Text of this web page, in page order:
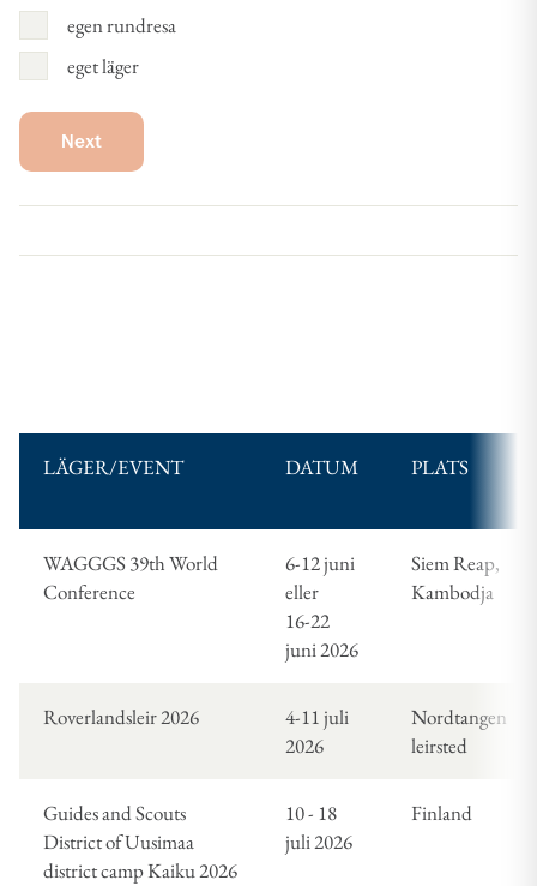
egen rundresa
eget läger
Next
LÄGER/EVENT DATUM PLATS
WAGGGS 39th World
Conference
6-12 juni
eller
16-22
juni 2026
Siem Reap,
Kambodja
Roverlandsleir 2026
4-11 juli
2026
Nordtangen
leirsted
Guides and Scouts
District of Uusimaa
district camp Kaiku 2026
10 - 18
juli 2026
Finland